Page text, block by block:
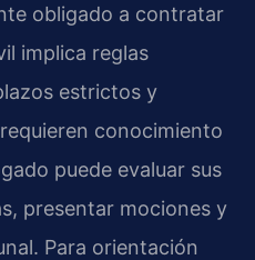
obligado a contratar
implica reglas
estrictos y
conocimiento
puede evaluar sus
presentar mociones y
Para orientación